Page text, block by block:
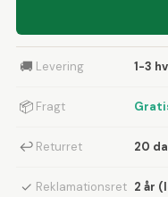
🚚 Levering 1-3
📦 Fragt
↩ Returret 20
✓ Reklamationsret 2 år